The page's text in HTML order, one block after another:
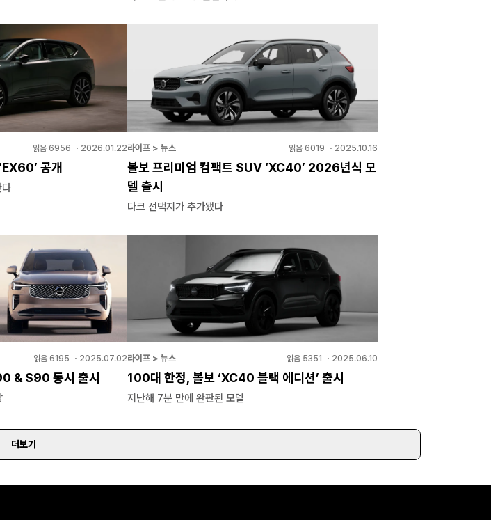
읽음 6956 ・ 2026.01.22
공개
라이프 > 뉴스 읽음 6019 ・ 2025.10.16
볼보 프리미엄 컴팩트 SUV ‘XC40’ 2026년식 모
델 출시
다크 선택지가 추가됐다
읽음 6195 ・ 2025.07.02
& S90 동시 출시
라이프 > 뉴스 읽음 5351 ・ 2025.06.10
100대 한정, 볼보 ‘XC40 블랙 에디션’ 출시
지난해 7분 만에 완판된 모델
더보기